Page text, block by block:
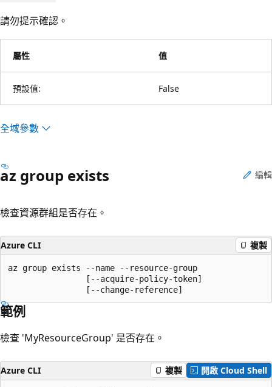
請勿提示確認。
屬性 值
預設值: False
全域參數
az group exists 編輯
檢查資源群組是否存在。
Azure CLI 複製
az group exists --name --resource-group
                [--acquire-policy-token]
                [--change-reference]
範例
檢查 'MyResourceGroup' 是否存在。
Azure CLI 複製 開啟 Cloud Shell